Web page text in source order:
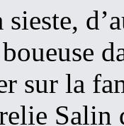
sur la
Salin